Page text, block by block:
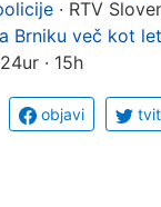
· RTV
Brniku več kot
24ur · 15h
objavi